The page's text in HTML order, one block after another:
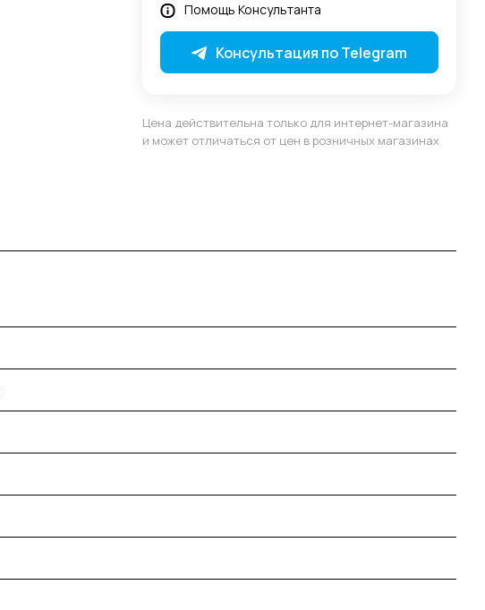
Помощь Консультанта
Консультация по Telegram
Цена действительна только для интернет-магазина
и может отличаться от цен в розничных магазинах